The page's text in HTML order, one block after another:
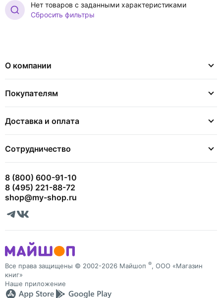
Нет товаров с заданными характеристиками
Сбросить фильтры
О компании
Покупателям
Доставка и оплата
Сотрудничество
8 (800) 600-91-10
8 (495) 221-88-72
shop@my-shop.ru
Все права защищены © 2002-2026 Майшоп ®, ООО «Магазин
книг»
Наше приложение